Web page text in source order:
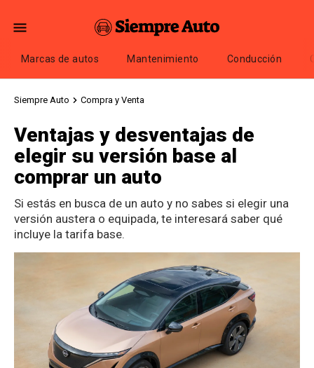
Marcas de autos Mantenimiento Conducción
Siempre Auto Compra y Venta
Ventajas y desventajas de
elegir su versión base al
comprar un auto
Si estás en busca de un auto y no sabes si elegir una
versión austera o equipada, te interesará saber qué
incluye la tarifa base.